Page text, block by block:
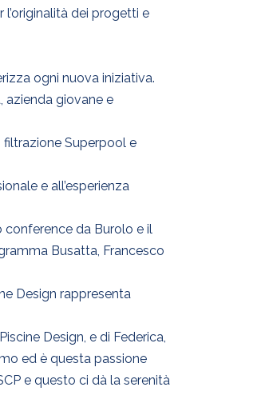
dei progetti e
ogni nuova iniziativa.
azienda giovane e
filtrazione Superpool e
e all’esperienza
da Burolo e il
Busatta, Francesco
Design rappresenta
Design, e di Federica,
ed è questa passione
e questo ci dà la serenità